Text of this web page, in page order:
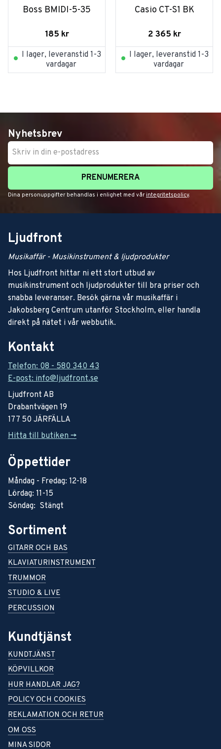
Boss BMIDI-5-35
185 kr
I lager, leveranstid 1-3
vardagar
Casio CT-S1 BK
2 365 kr
I lager, leveranstid 1-3
vardagar
Nyhetsbrev
PRENUMERERA
Dina personuppgifter behandlas i enlighet med vår integritetspolicy.
Ljudfront
Musikaffär - Musikinstrument & ljudprodukter
Hos Ljudfront hittar ni ett stort utbud av
musikinstrument och ljudprodukter till bra priser och
snabba leveranser. Besök gärna vår musikaffär i
Jakobsberg Centrum utanför Stockholm, eller handla
direkt på nätet i vår webbutik.
Kontakt
Telefon: 08 - 580 340 43
E-post: info@ljudfront.se
Ljudfront AB
Drabantvägen 19
177 50 JÄRFÄLLA
Hitta till butiken ->
Öppettider
Måndag - Fredag: 12-18
Lördag: 11-15
Söndag: Stängt
Sortiment
GITARR OCH BAS
KLAVIATURINSTRUMENT
TRUMMOR
STUDIO & LIVE
PERCUSSION
Kundtjänst
KUNDTJÄNST
KÖPVILLKOR
HUR HANDLAR JAG?
POLICY OCH COOKIES
REKLAMATION OCH RETUR
OM OSS
MINA SIDOR